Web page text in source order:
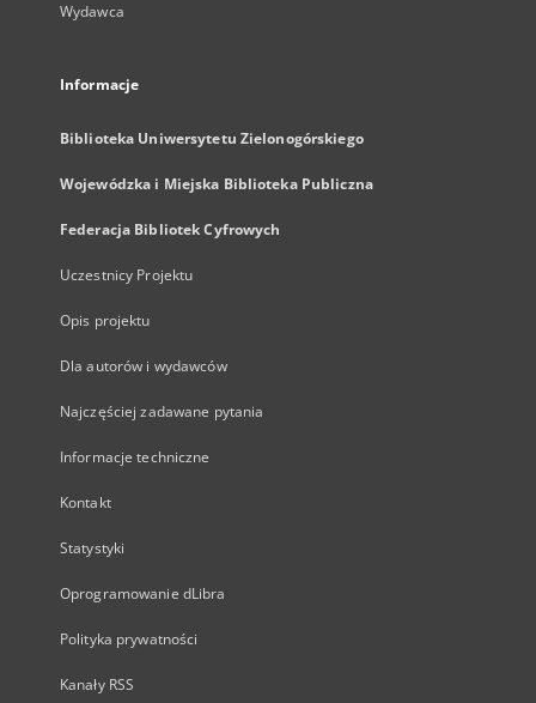
Wydawca
Informacje
Biblioteka Uniwersytetu Zielonogórskiego
Wojewódzka i Miejska Biblioteka Publiczna
Federacja Bibliotek Cyfrowych
Uczestnicy Projektu
Opis projektu
Dla autorów i wydawców
Najczęściej zadawane pytania
Informacje techniczne
Kontakt
Statystyki
Oprogramowanie dLibra
Polityka prywatności
Kanały RSS